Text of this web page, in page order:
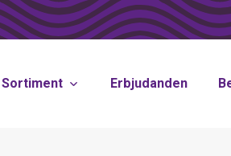
Sortiment Erbjudanden